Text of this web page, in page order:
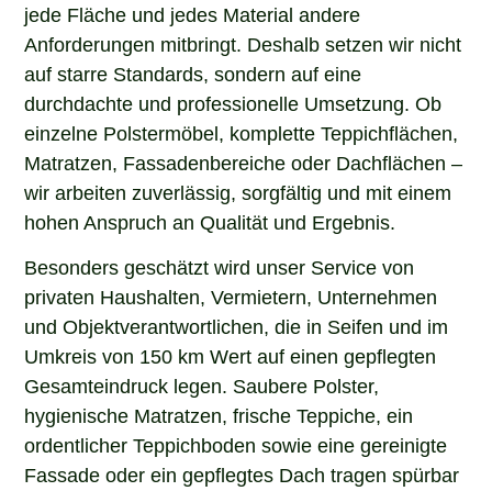
jede Fläche und jedes Material andere
Anforderungen mitbringt. Deshalb setzen wir nicht
auf starre Standards, sondern auf eine
durchdachte und professionelle Umsetzung. Ob
einzelne Polstermöbel, komplette Teppichflächen,
Matratzen, Fassadenbereiche oder Dachflächen –
wir arbeiten zuverlässig, sorgfältig und mit einem
hohen Anspruch an Qualität und Ergebnis.
Besonders geschätzt wird unser Service von
privaten Haushalten, Vermietern, Unternehmen
und Objektverantwortlichen, die in Seifen und im
Umkreis von 150 km Wert auf einen gepflegten
Gesamteindruck legen. Saubere Polster,
hygienische Matratzen, frische Teppiche, ein
ordentlicher Teppichboden sowie eine gereinigte
Fassade oder ein gepflegtes Dach tragen spürbar